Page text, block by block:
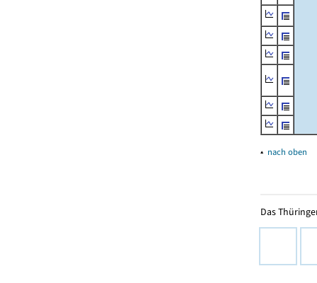
▴ nach oben
Das